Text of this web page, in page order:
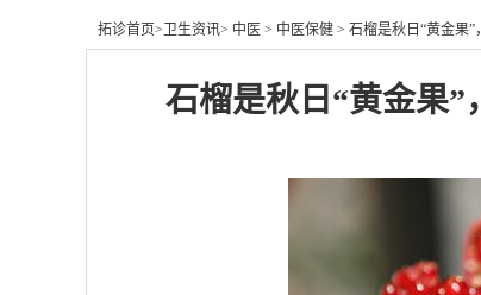
拓诊首页> 卫生资讯> 中医 > 中医保健 > 石榴是秋日“黄金果
石榴是秋日“黄金果